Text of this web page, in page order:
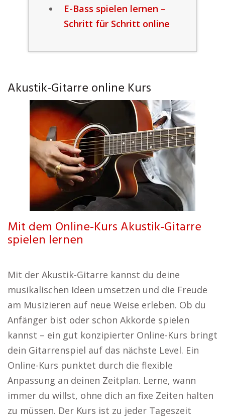
E-Bass spielen lernen –
Schritt für Schritt online
Akustik-Gitarre online Kurs
Mit dem Online-Kurs Akustik-Gitarre
spielen lernen
Mit der Akustik-Gitarre kannst du deine
musikalischen Ideen umsetzen und die Freude
am Musizieren auf neue Weise erleben. Ob du
Anfänger bist oder schon Akkorde spielen
kannst – ein gut konzipierter Online-Kurs bringt
dein Gitarrenspiel auf das nächste Level. Ein
Online-Kurs punktet durch die flexible
Anpassung an deinen Zeitplan. Lerne, wann
immer du willst, ohne dich an fixe Zeiten halten
zu müssen. Der Kurs ist zu jeder Tageszeit